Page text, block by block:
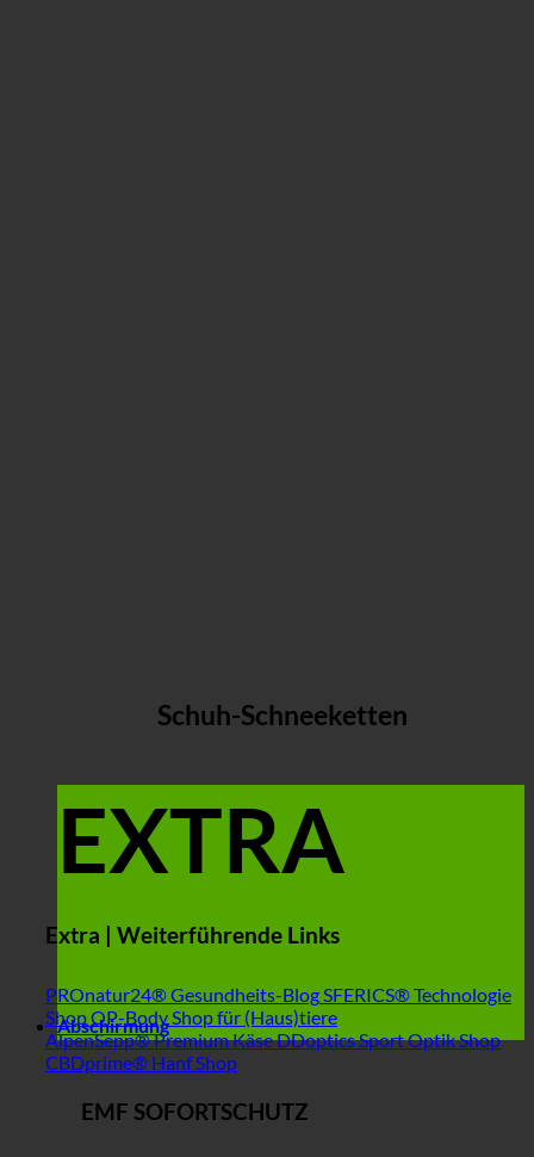
Schuh-Schneeketten
EXTRA
Extra | Weiterführende Links
PROnatur24® Gesundheits-Blog SFERICS® Technologie
ShopOP-Body Shop für (Haus)tiere
AlpenSepp® Premium KäseDDoptics Sport Optik Shop
CBDprime® Hanf Shop
Abschirmung
EMF SOFORTSCHUTZ